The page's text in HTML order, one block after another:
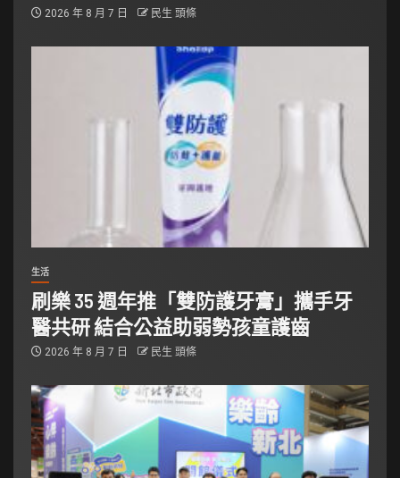
2026 年 8 月 7 日 民生 頭條
生活
刷樂 35 週年推「雙防護牙膏」攜手牙
醫共研 結合公益助弱勢孩童護齒
2026 年 8 月 7 日 民生 頭條